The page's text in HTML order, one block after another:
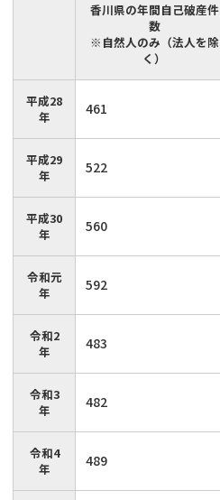
香川県の年間自己破産件
数
※自然人のみ（法人を除
く）
平成28
年
461
平成29
年
522
平成30
年
560
令和元
年
592
令和2
年
483
令和3
年
482
令和4
年
489